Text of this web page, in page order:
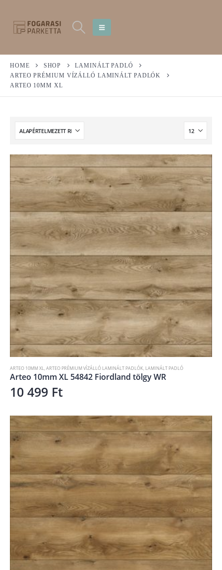
HOME SHOP
LAMINÁLT PADLÓ
ARTEO PRÉMIUM VÍZÁLLÓ LAMINÁLT PADLÓK
ARTEO 10MM XL
ARTEO 10MM XL,ARTEO PRÉMIUM VÍZÁLLÓ LAMINÁLT PADLÓK, LAMINÁLT PADLÓ
Arteo 10mm XL 54842 Fiordland tölgy WR
10 499 Ft